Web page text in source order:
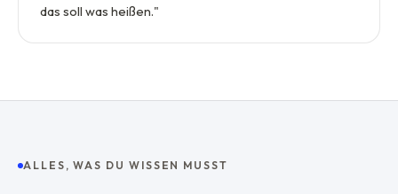
das soll was heißen."
ALLES, WAS DU WISSEN MUSST